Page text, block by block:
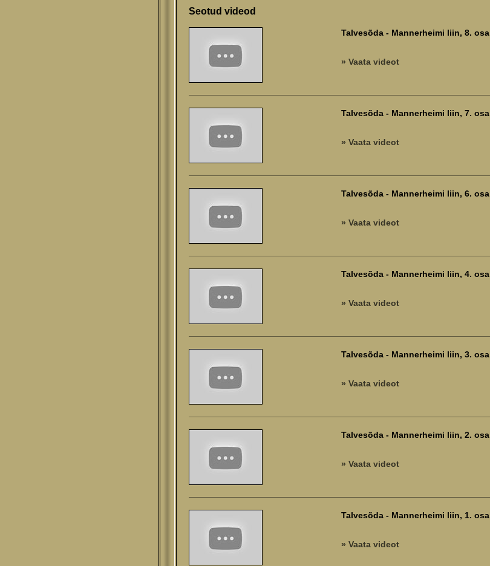
Seotud videod
Talvesõda - Mannerheimi liin, 8. osa
» Vaata videot
Talvesõda - Mannerheimi liin, 7. osa
» Vaata videot
Talvesõda - Mannerheimi liin, 6. osa
» Vaata videot
Talvesõda - Mannerheimi liin, 4. osa
» Vaata videot
Talvesõda - Mannerheimi liin, 3. osa
» Vaata videot
Talvesõda - Mannerheimi liin, 2. osa
» Vaata videot
Talvesõda - Mannerheimi liin, 1. osa
» Vaata videot